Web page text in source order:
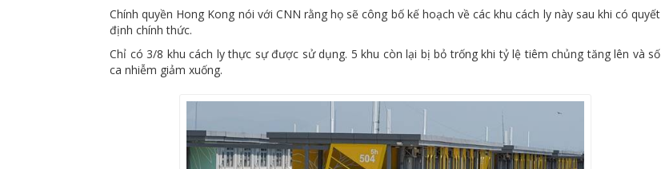
Chính quyền Hong Kong nói với CNN rằng họ sẽ công bố kế hoạch về các khu cách ly này sau khi có quyết
định chính thức.
Chỉ có 3/8 khu cách ly thực sự được sử dụng. 5 khu còn lại bị bỏ trống khi tỷ lệ tiêm chủng tăng lên và số
ca nhiễm giảm xuống.